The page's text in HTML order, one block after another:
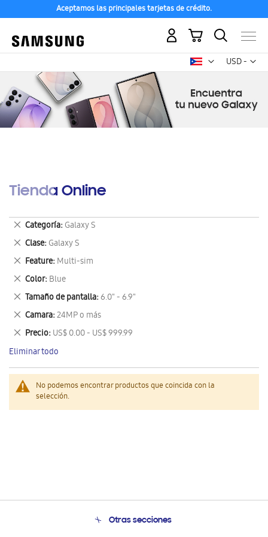
Aceptamos las principales tarjetas de crédito.
USD -
dólar
Mi carrito
Tienda Online
No podemos encontrar productos que coincida con la
selección.
Categoría Galaxy S
Eliminar
este
artículo
Clase Galaxy S
Eliminar
este
artículo
Feature Multi-sim
Eliminar
este
artículo
Color Blue
Eliminar
este
artículo
Tamaño de pantalla 6.0" - 6.9"
Eliminar
este
artículo
Camara 24MP o más
Eliminar
este
artículo
Precio US$ 0.00 - US$ 999.99
Eliminar
este
artículo
Eliminar todo
Otras secciones